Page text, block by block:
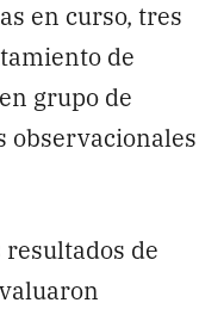
en curso, tres
de
grupo de
observacionales
de